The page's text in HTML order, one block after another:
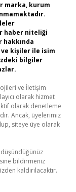
marka, kurum
haber niteliği
hakkında
ve kişiler ile isim
bilgiler
ve İletişim
olarak hizmet
olarak denetleme
Ancak, üyelerimiz
siteye üye olarak
bildirmeniz
kaldırılacaktır.